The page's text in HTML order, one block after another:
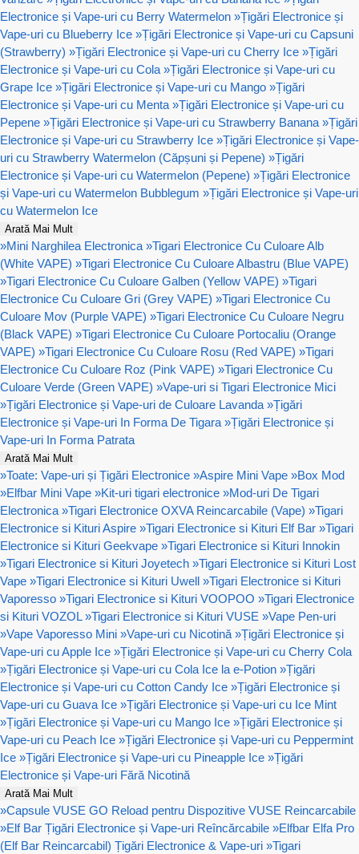
Electronice și Vape-uri cu Berry Watermelon »Țigări Electronice și
Vape-uri cu Blueberry Ice »Țigări Electronice și Vape-uri cu Capsuni
(Strawberry) »Țigări Electronice și Vape-uri cu Cherry Ice »Țigări
Electronice și Vape-uri cu Cola »Țigări Electronice și Vape-uri cu
Grape Ice »Țigări Electronice și Vape-uri cu Mango »Țigări
Electronice și Vape-uri cu Menta »Țigări Electronice și Vape-uri cu
Pepene »Țigări Electronice și Vape-uri cu Strawberry Banana »Țigări
Electronice și Vape-uri cu Strawberry Ice »Țigări Electronice și Vape-
uri cu Strawberry Watermelon (Căpșuni și Pepene) »Țigări
Electronice și Vape-uri cu Watermelon (Pepene) »Țigări Electronice
și Vape-uri cu Watermelon Bubblegum »Țigări Electronice și Vape-uri
cu Watermelon Ice
Arată Mai Mult
»Mini Narghilea Electronica »Tigari Electronice Cu Culoare Alb
(White VAPE) »Tigari Electronice Cu Culoare Albastru (Blue VAPE)
»Tigari Electronice Cu Culoare Galben (Yellow VAPE) »Tigari
Electronice Cu Culoare Gri (Grey VAPE) »Tigari Electronice Cu
Culoare Mov (Purple VAPE) »Tigari Electronice Cu Culoare Negru
(Black VAPE) »Tigari Electronice Cu Culoare Portocaliu (Orange
VAPE) »Tigari Electronice Cu Culoare Rosu (Red VAPE) »Tigari
Electronice Cu Culoare Roz (Pink VAPE) »Tigari Electronice Cu
Culoare Verde (Green VAPE) »Vape-uri si Tigari Electronice Mici
»Țigări Electronice și Vape-uri de Culoare Lavanda »Țigări
Electronice și Vape-uri In Forma De Tigara »Țigări Electronice și
Vape-uri In Forma Patrata
Arată Mai Mult
»Toate: Vape-uri și Țigări Electronice »Aspire Mini Vape »Box Mod
»Elfbar Mini Vape »Kit-uri tigari electronice »Mod-uri De Tigari
Electronica »Tigari Electronice OXVA Reincarcabile (Vape) »Tigari
Electronice si Kituri Aspire »Tigari Electronice si Kituri Elf Bar »Tigari
Electronice si Kituri Geekvape »Tigari Electronice si Kituri Innokin
»Tigari Electronice si Kituri Joyetech »Tigari Electronice si Kituri Lost
Vape »Tigari Electronice si Kituri Uwell »Tigari Electronice si Kituri
Vaporesso »Tigari Electronice si Kituri VOOPOO »Tigari Electronice
si Kituri VOZOL »Tigari Electronice si Kituri VUSE »Vape Pen-uri
»Vape Vaporesso Mini »Vape-uri cu Nicotină »Țigări Electronice și
Vape-uri cu Apple Ice »Țigări Electronice și Vape-uri cu Cherry Cola
»Țigări Electronice și Vape-uri cu Cola Ice la e-Potion »Țigări
Electronice și Vape-uri cu Cotton Candy Ice »Țigări Electronice și
Vape-uri cu Guava Ice »Țigări Electronice și Vape-uri cu Ice Mint
»Țigări Electronice și Vape-uri cu Mango Ice »Țigări Electronice și
Vape-uri cu Peach Ice »Țigări Electronice și Vape-uri cu Peppermint
Ice »Țigări Electronice și Vape-uri cu Pineapple Ice »Țigări
Electronice și Vape-uri Fără Nicotină
Arată Mai Mult
»Capsule VUSE GO Reload pentru Dispozitive VUSE Reincarcabile
»Elf Bar Țigări Electronice și Vape-uri Reîncărcabile »Elfbar Elfa Pro
(Elf Bar Reincarcabil) Țigări Electronice & Vape-uri »Tigari